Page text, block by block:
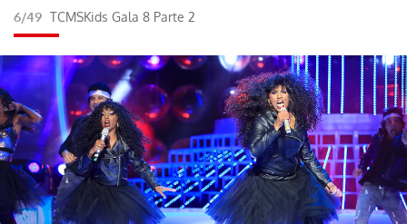
6/49 TCMSKids Gala 8 Parte 2